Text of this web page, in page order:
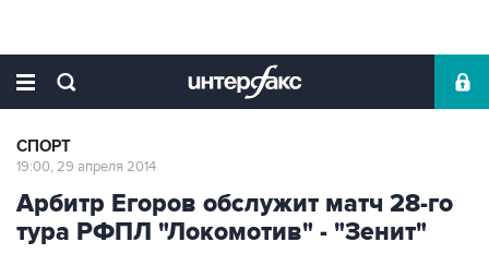
СПОРТ
19:00, 29 апреля 2014
Арбитр Егоров обслужит матч 28-го
тура РФПЛ "Локомотив" - "Зенит"